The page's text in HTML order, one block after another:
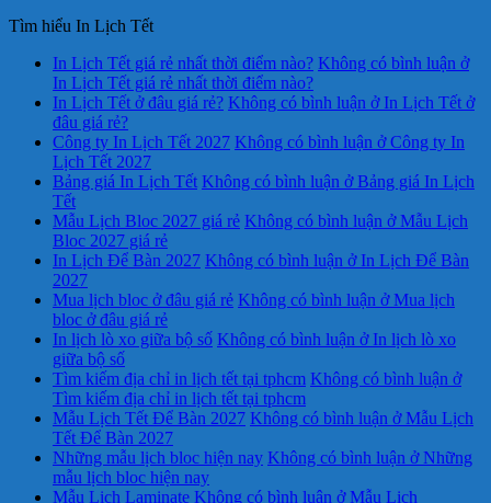
Tìm hiểu In Lịch Tết
In Lịch Tết giá rẻ nhất thời điểm nào? Không có bình luận ở
In Lịch Tết giá rẻ nhất thời điểm nào?
In Lịch Tết ở đâu giá rẻ? Không có bình luận ở In Lịch Tết ở
đâu giá rẻ?
Công ty In Lịch Tết 2027 Không có bình luận ở Công ty In
Lịch Tết 2027
Bảng giá In Lịch Tết Không có bình luận ở Bảng giá In Lịch
Tết
Mẫu Lịch Bloc 2027 giá rẻ Không có bình luận ở Mẫu Lịch
Bloc 2027 giá rẻ
In Lịch Để Bàn 2027 Không có bình luận ở In Lịch Để Bàn
2027
Mua lịch bloc ở đâu giá rẻ Không có bình luận ở Mua lịch
bloc ở đâu giá rẻ
In lịch lò xo giữa bộ số Không có bình luận ở In lịch lò xo
giữa bộ số
Tìm kiếm địa chỉ in lịch tết tại tphcm Không có bình luận ở
Tìm kiếm địa chỉ in lịch tết tại tphcm
Mẫu Lịch Tết Để Bàn 2027 Không có bình luận ở Mẫu Lịch
Tết Để Bàn 2027
Những mẫu lịch bloc hiện nay Không có bình luận ở Những
mẫu lịch bloc hiện nay
Mẫu Lịch Laminate Không có bình luận ở Mẫu Lịch